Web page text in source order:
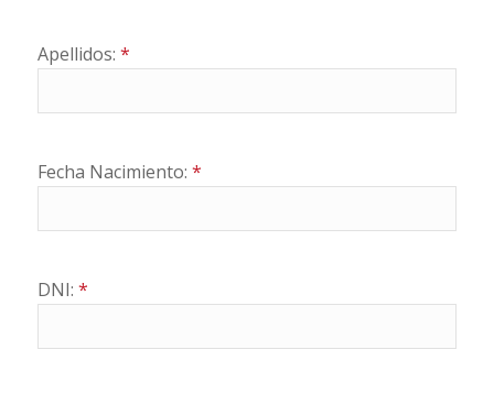
Apellidos: *
Fecha Nacimiento: *
DNI: *